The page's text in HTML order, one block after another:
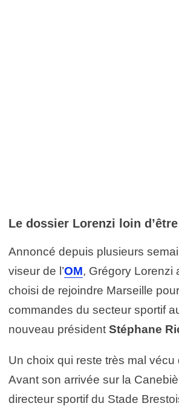
Le dossier Lorenzi loin
Annoncé depuis plusieurs
viseur de l’OM, Grégory Lorenzi
choisi de rejoindre Marseille
commandes du secteur sportif
nouveau président Stéphane
Un choix qui reste très mal vécu
Avant son arrivée sur la
directeur sportif du Stade